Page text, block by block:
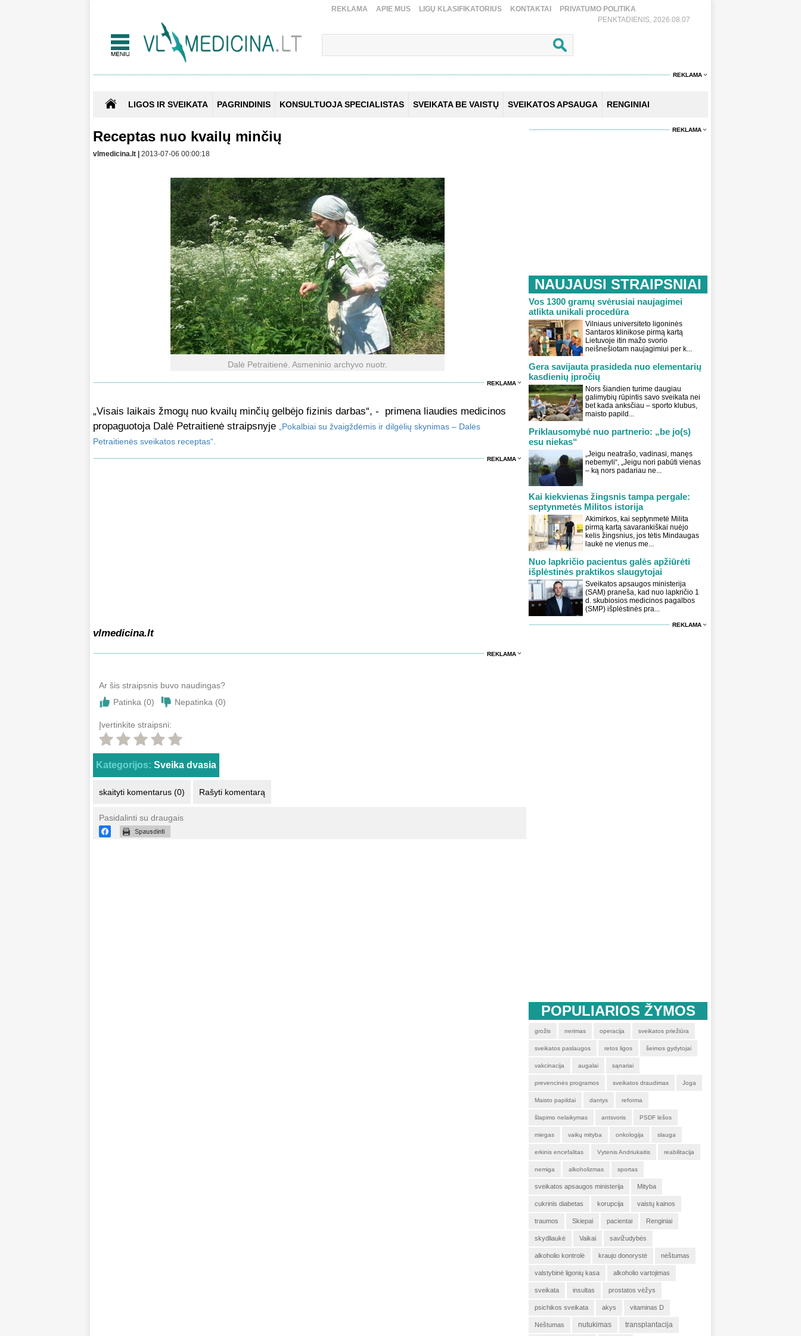
REKLAMA APIE MUS LIGŲ KLASIFIKATORIUS KONTAKTAI
PRIVATUMO POLITIKA
PENKTADIENIS, 2026.08.07
REKLAMA
LIGOS IR SVEIKATA PAGRINDINIS KONSULTUOJA SPECIALISTAS SVEIKATA BE VAISTŲ SVEIKATOS APSAUGA RENGINIAI
Receptas nuo kvailų minčių
vlmedicina.lt | 2013-07-06 00:00:18
Dalė Petraitienė. Asmeninio archyvo nuotr.
REKLAMA
„Visais laikais žmogų nuo kvailų minčių gelbėjo fizinis darbas“, - primena liaudies medicinos
propaguotoja Dalė Petraitienė straipsnyje „Pokalbiai su žvaigždėmis ir dilgėlių skynimas – Dalės
Petraitienės sveikatos receptas“.
REKLAMA
vlmedicina.lt
REKLAMA
Ar šis straipsnis buvo naudingas?
Patinka (0) Nepatinka (0)
Įvertinkite straipsni:
Kategorijos: Sveika dvasia
skaityti komentarus (0) Rašyti komentarą
Pasidalinti su draugais
REKLAMA
NAUJAUSI STRAIPSNIAI
Vos 1300 gramų svėrusiai naujagimei
atlikta unikali procedūra
Vilniaus universiteto ligoninės
Santaros klinikose pirmą kartą
Lietuvoje itin mažo svorio
neišnešiotam naujagimiui per k...
Gera savijauta prasideda nuo elementarių
kasdienių įpročių
Nors šiandien turime daugiau
galimybių rūpintis savo sveikata nei
bet kada anksčiau – sporto klubus,
maisto papild...
Priklausomybė nuo partnerio: „be jo(s)
esu niekas“
„Jeigu neatrašo, vadinasi, manęs
nebemyli“, „Jeigu nori pabūti vienas
– ką nors padariau ne...
Kai kiekvienas žingsnis tampa pergale:
septynmetės Militos istorija
Akimirkos, kai septynmetė Milita
pirmą kartą savarankiškai nuėjo
kelis žingsnius, jos tėtis Mindaugas
laukė ne vienus me...
Nuo lapkričio pacientus galės apžiūrėti
išplėstinės praktikos slaugytojai
Sveikatos apsaugos ministerija
(SAM) praneša, kad nuo lapkričio 1
d. skubiosios medicinos pagalbos
(SMP) išplėstinės pra...
REKLAMA
POPULIARIOS ŽYMOS
grožis nerimas operacija sveikatos priežiūra
sveikatos paslaugos retos ligos šeimos gydytojai
vakcinacija augalai sąnariai
prevencinės programos sveikatos draudimas Joga
Maisto papildai dantys reforma
šlapimo nelaikymas antsvoris PSDF lėšos
miegas vaikų mityba onkologija slauga
erkinis encefalitas Vytenis Andriukaitis reabilitacija
nemiga alkoholizmas sportas
sveikatos apsaugos ministerija Mityba
cukrinis diabetas korupcija vaistų kainos
traumos Skiepai pacientai Renginiai
skydliaukė Vaikai savižudybės
alkoholio kontrolė kraujo donorystė nėštumas
valstybinė ligonių kasa alkoholio vartojimas
sveikata insultas prostatos vėžys
psichikos sveikata akys vitaminas D
Nėštumas nutukimas transplantacija